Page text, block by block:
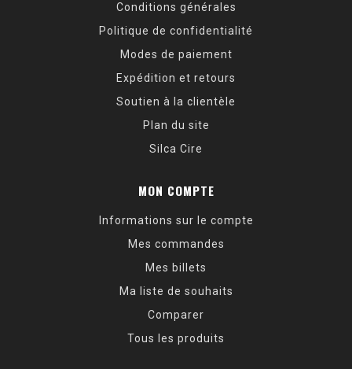
Conditions générales
Politique de confidentialité
Modes de paiement
Expédition et retours
Soutien à la clientèle
Plan du site
Silca Cire
MON COMPTE
Informations sur le compte
Mes commandes
Mes billets
Ma liste de souhaits
Comparer
Tous les produits